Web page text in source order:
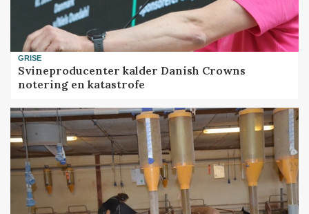
GRISE
Svineproducenter kalder Danish Crowns
notering en katastrofe